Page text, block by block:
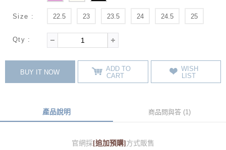
Size : 22.5 23 23.5 24 24.5 25
Qty :
BUY IT NOW
ADD TO
CART
WISH
LIST
產品說明 商品問與答 (1)
官網採 [追加預購] 方式販售